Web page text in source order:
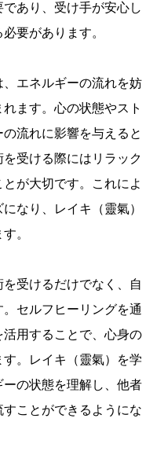
あり、受け手が安心し
要があります。
エネルギーの流れを妨
ます。心の状態やスト
流れに影響を与えると
受ける際にはリラック
が大切です。これによ
なり、レイキ（靈氣）
。
受けるだけでなく、自
セルフヒーリングを通
用することで、心身の
。レイキ（靈氣）を学
の状態を理解し、他者
ことができるようにな